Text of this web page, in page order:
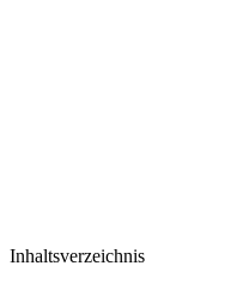
Inhaltsverzeichnis